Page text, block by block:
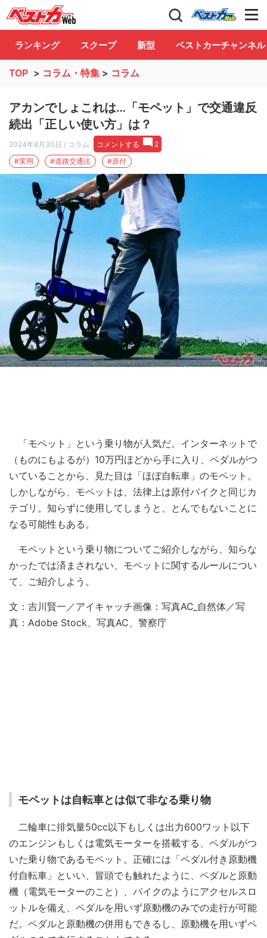
自動車情報誌「ベストカー」 Club
ランキング スクープ 新型 ベストカーチャンネル
TOP > コラム・特集 > コラム
アカンでしょこれは…「モペット」で交通違反
続出「正しい使い方」は？
2024年8月30日 / コラム コメントする
2
#実用
#道路交通法 #原付
「モペット」という乗り物が人気だ。インターネットで
（ものにもよるが）10万円ほどから手に入り、ペダルがつ
いていることから、見た目は「ほぼ自転車」のモペット。
しかしながら、モペットは、法律上は原付バイクと同じカ
テゴリ。知らずに使用してしまうと、とんでもないことに
なる可能性もある。
モペットという乗り物についてご紹介しながら、知らな
かったでは済まされない、モペットに関するルールについ
て、ご紹介しよう。
文：吉川賢一／アイキャッチ画像：写真AC_自然体／写
真：Adobe Stock、写真AC、警察庁
モペットは自転車とは似て非なる乗り物
二輪車に排気量50cc以下もしくは出力600ワット以下
のエンジンもしくは電気モーターを搭載する、ペダルがつ
いた乗り物であるモペット。正確には「ペダル付き原動機
付自転車」といい、冒頭でも触れたように、ペダルと原動
機（電気モーターのこと）、バイクのようにアクセルスロ
ットルを備え、ペダルを用いず原動機のみでの走行が可能
だ。ペダルと原動機の併用もできるし、原動機を用いずペ